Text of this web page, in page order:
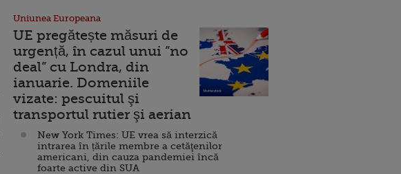
Uniunea Europeana
UE pregătește măsuri de
urgență, în cazul unui ”no
deal” cu Londra, din
ianuarie. Domeniile
vizate: pescuitul şi
transportul rutier şi aerian
New York Times: UE vrea să interzică
intrarea în țările membre a cetăţenilor
americani, din cauza pandemiei încă
foarte active din SUA